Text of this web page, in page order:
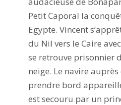
Petit Caporal la
Egypte. Vincent
du Nil vers le Caire
se retrouve prisonnier
neige. Le navire
prendre bord
est secouru par un